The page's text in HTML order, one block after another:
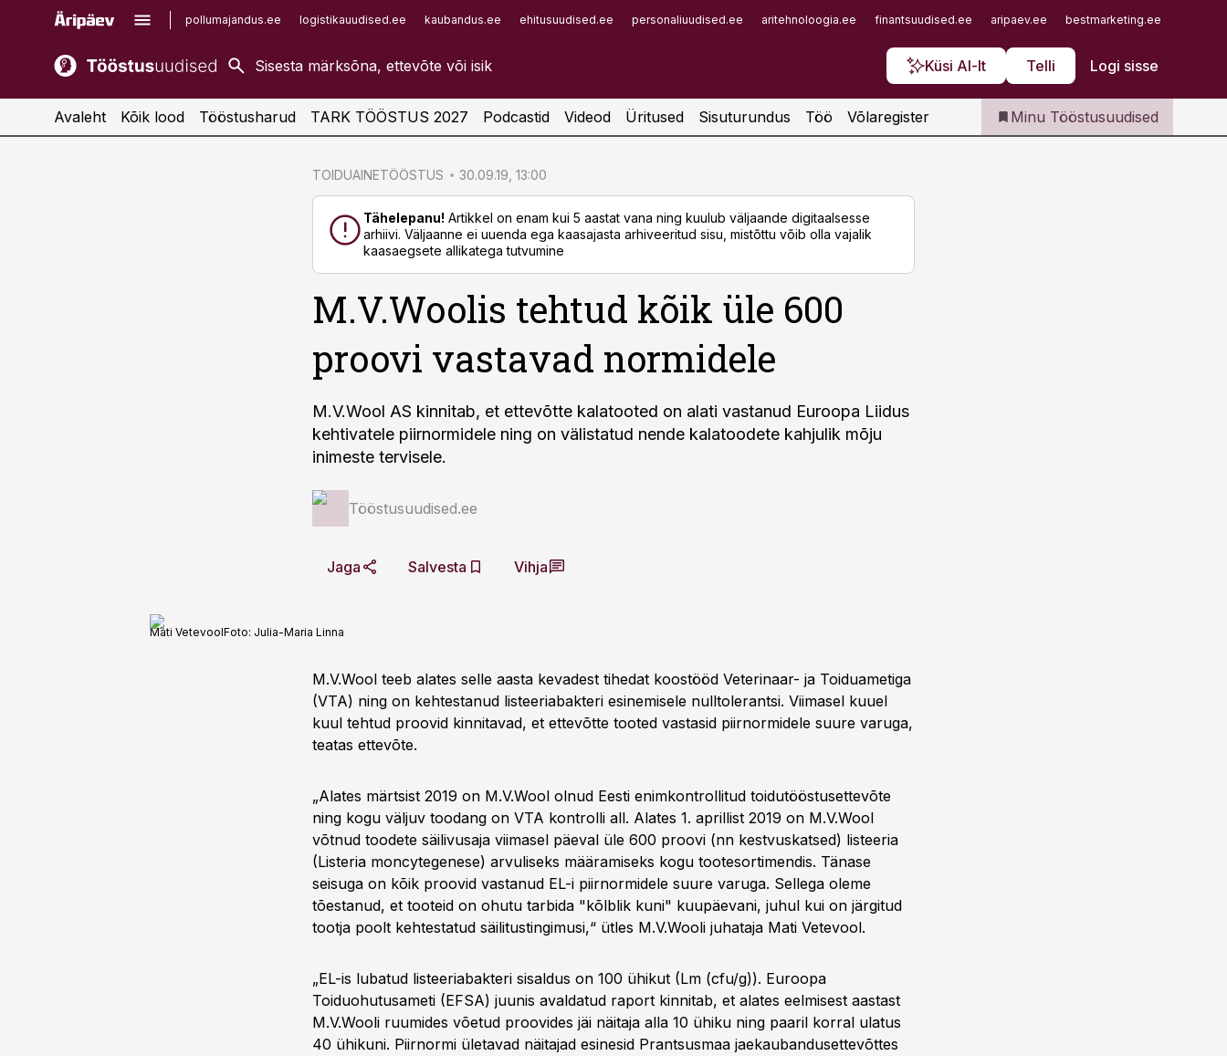
pollumajandus.ee logistikauudised.ee kaubandus.ee ehitusuudised.ee personaliuudised.ee aritehnoloogia.ee finantsuudised.ee aripaev.ee bestmarketing.ee
Küsi AI-lt Telli Logi sisse
kaubandus.ee
kinnisvarauudised.ee
imelineajalugu.ee
Infopank
Iseteenindus
Telli Tööstusuudised
Avaleht Kõik lood Tööstusharud TARK TÖÖSTUS 2027 Podcastid Videod Üritused Sisuturundus Töö Võlaregister Minu Tööstusuudised
TOIDUAINETÖÖSTUS 30.09.19, 13:00
Tähelepanu! Artikkel on enam kui 5 aastat vana ning kuulub väljaande digitaalsesse
arhiivi. Väljaanne ei uuenda ega kaasajasta arhiveeritud sisu, mistõttu võib olla vajalik
kaasaegsete allikatega tutvumine
M.V.Woolis tehtud kõik üle 600
proovi vastavad normidele
M.V.Wool AS kinnitab, et ettevõtte kalatooted on alati vastanud Euroopa Liidus
kehtivatele piirnormidele ning on välistatud nende kalatoodete kahjulik mõju
inimeste tervisele.
Tööstusuudised.ee
Jaga Salvesta Vihja
Mati VetevoolFoto: Julia-Maria Linna
M.V.Wool teeb alates selle aasta kevadest tihedat koostööd Veterinaar- ja Toiduametiga
(VTA) ning on kehtestanud listeeriabakteri esinemisele nulltolerantsi. Viimasel kuuel
kuul tehtud proovid kinnitavad, et ettevõtte tooted vastasid piirnormidele suure varuga,
teatas ettevõte.
„Alates märtsist 2019 on M.V.Wool olnud Eesti enimkontrollitud toidutööstusettevõte
ning kogu väljuv toodang on VTA kontrolli all. Alates 1. aprillist 2019 on M.V.Wool
võtnud toodete säilivusaja viimasel päeval üle 600 proovi (nn kestvuskatsed) listeeria
(Listeria moncytegenese) arvuliseks määramiseks kogu tootesortimendis. Tänase
seisuga on kõik proovid vastanud EL-i piirnormidele suure varuga. Sellega oleme
tõestanud, et tooteid on ohutu tarbida "kõlblik kuni" kuupäevani, juhul kui on järgitud
tootja poolt kehtestatud säilitustingimusi,“ ütles M.V.Wooli juhataja Mati Vetevool.
„EL-is lubatud listeeriabakteri sisaldus on 100 ühikut (Lm (cfu/g)). Euroopa
Toiduohutusameti (EFSA) juunis avaldatud raport kinnitab, et alates eelmisest aastast
M.V.Wooli ruumides võetud proovides jäi näitaja alla 10 ühiku ning paaril korral ulatus
40 ühikuni. Piirnormi ületavad näitajad esinesid Prantsusmaa jaekaubandusettevõttes